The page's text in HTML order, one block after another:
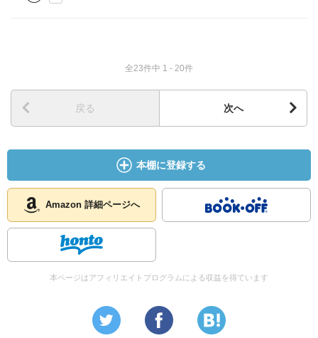
全23件中 1 - 20件
戻る 次へ
本棚に登録する
Amazon 詳細ページへ
本ページはアフィリエイトプログラムによる収益を得ています